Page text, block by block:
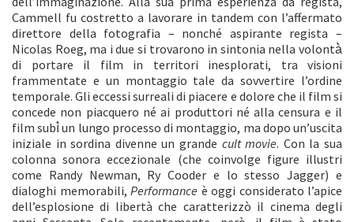
Cammell fu costretto a lavorare in tandem con l’affermato
direttore della fotografia – nonché aspirante regista –
Nicolas Roeg, ma i due si trovarono in sintonia nella volontà̀
di portare il film in territori inesplorati, tra visioni
frammentate e un montaggio tale da sovvertire l’ordine
temporale. Gli eccessi surreali di piacere e dolore che il film si
concede non piacquero né ai produttori né alla censura e il
film subì̀ un lungo processo di montaggio, ma dopo un’uscita
iniziale in sordina divenne un grande cult movie. Con la sua
colonna sonora eccezionale (che coinvolge figure illustri
come Randy Newman, Ry Cooder e lo stesso Jagger) e
dialoghi memorabili, Performance è oggi considerato l’apice
dell’esplosione di libertà che caratterizzò il cinema degli